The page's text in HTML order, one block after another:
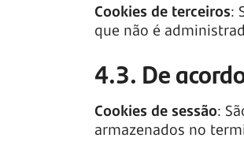
Cookies de terceiros:
que não é
4.3. De
Cookies de sessão:
armazenados no